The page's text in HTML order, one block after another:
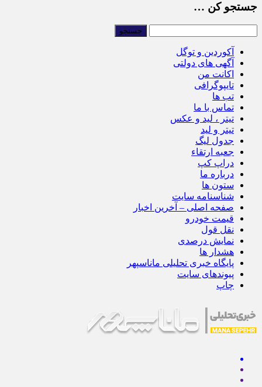
جستجو کن …
آکوردین و توگل
آگهی های دولتی
اکانت من
تایپوگرافی
تب ها
تماس با ما
تیتر ، لید و عکس
تیتر و لید
جدول لیگ
جعبه ارتقاء
دراپ کپ
درباره ما
ستون ها
شناسنامه سایت
صفحه اصلی – آخرین اخبار
قیمت خودرو
نقل قول
نمایش درصدی
هشدار ها
پایگاه خبری تحلیلی ماناسپهر
پیوندهای سایت
چاپ